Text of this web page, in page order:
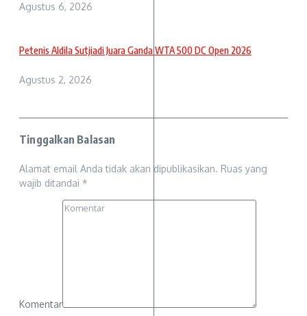
Agustus 6, 2026
Petenis Aldila Sutjiadi Juara Ganda WTA 500 DC Open 2026
Agustus 2, 2026
Tinggalkan Balasan
Alamat email Anda tidak akan dipublikasikan. Ruas yang
wajib ditandai *
Komentar